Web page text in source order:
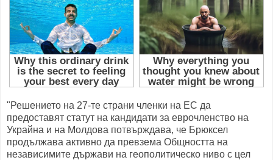
"Решението на 27-те страни членки на ЕС да
предоставят статут на кандидати за еврочленство на
Украйна и на Молдова потвърждава, че Брюксел
продължава активно да превзема Общността на
независимите държави на геополитическо ниво с цел